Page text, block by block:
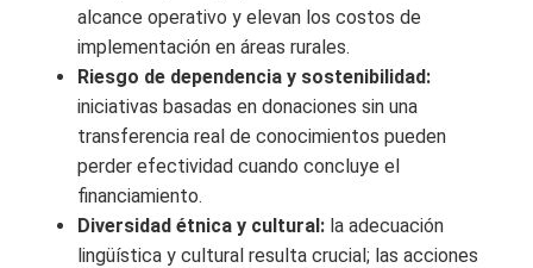
alcance operativo y elevan los costos de
implementación en áreas rurales.
Riesgo de dependencia y sostenibilidad:
iniciativas basadas en donaciones sin una
transferencia real de conocimientos pueden
perder efectividad cuando concluye el
financiamiento.
Diversidad étnica y cultural: la adecuación
lingüística y cultural resulta crucial; las acciones